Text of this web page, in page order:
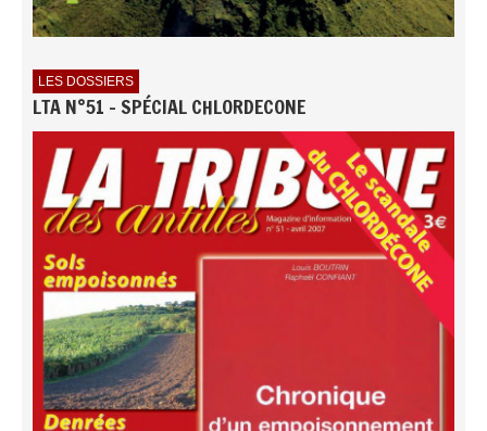
LES DOSSIERS
LTA N°51 - SPÉCIAL CHLORDECONE